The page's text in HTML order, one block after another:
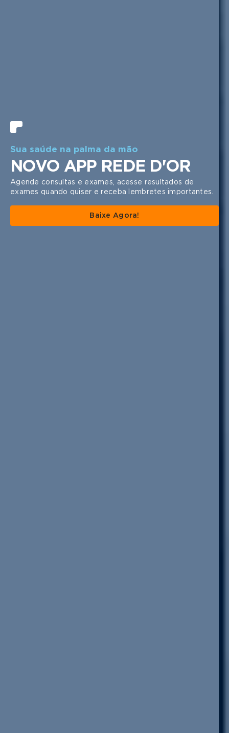
Sua saúde na palma da mão
NOVO APP REDE D'OR
Agende consultas e exames, acesse resultados de
exames quando quiser e receba lembretes importantes.
Baixe Agora!